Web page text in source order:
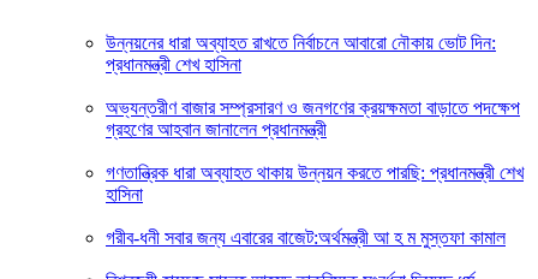
উন্নয়নের ধারা অব্যাহত রাখতে নির্বাচনে আবারো নৌকায় ভোট দিন:
প্রধানমন্ত্রী শেখ হাসিনা
অভ্যন্তরীণ বাজার সম্প্রসারণ ও জনগণের ক্রয়ক্ষমতা বাড়াতে পদক্ষেপ
গ্রহণের আহবান জানালেন প্রধানমন্ত্রী
গণতান্ত্রিক ধারা অব্যাহত থাকায় উন্নয়ন করতে পারছি: প্রধানমন্ত্রী শেখ
হাসিনা
গরীব-ধনী সবার জন্য এবারের বাজেট:অর্থমন্ত্রী আ হ ম মুস্তফা কামাল